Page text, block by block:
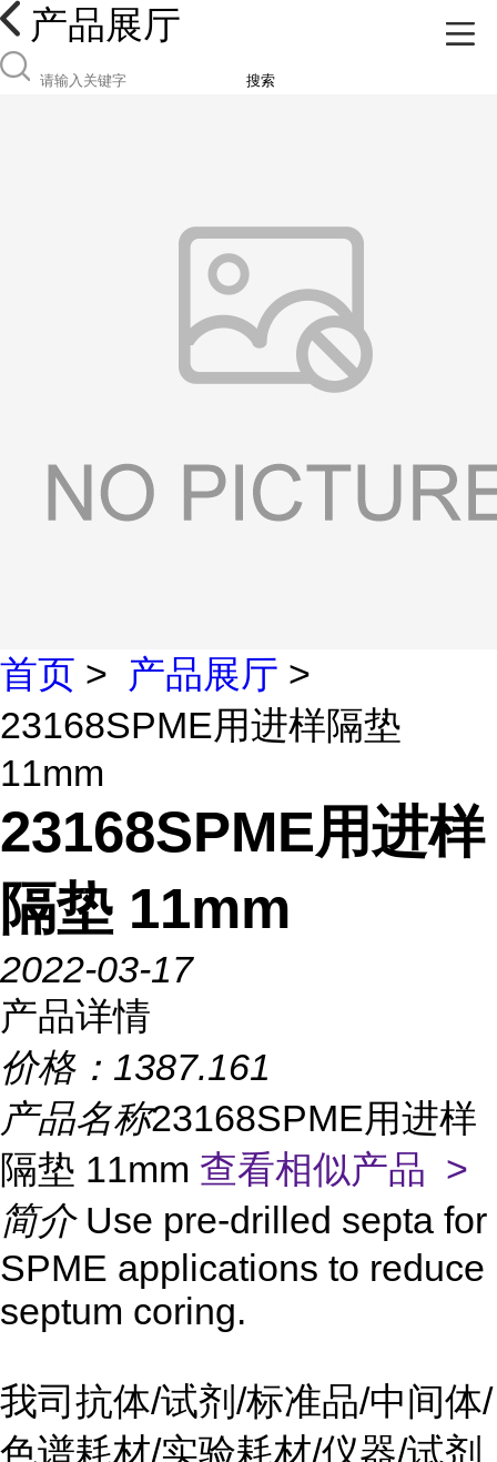
产品展厅
搜索
首页 > 产品展厅 >
23168SPME用进样隔垫
11mm
23168SPME用进样
隔垫 11mm
2022-03-17
产品详情
价格： 1387.161
产品名称23168SPME用进样
隔垫 11mm 查看相似产品 >
简介 Use pre-drilled septa for
SPME applications to reduce
septum coring.
我司抗体/试剂/标准品/中间体/
色谱耗材/实验耗材/仪器/试剂